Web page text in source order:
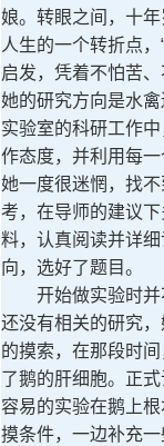
娘。转眼之间，十
人生的一个转折点
启发，凭着不怕苦
她的研究方向是水
实验室的科研工作
作态度，并利用每
她一度很迷惘，找
考，在导师的建议
料，认真阅读并详
向，选好了题目。
开始做实验时并
还没有相关的研究
的摸索，在那段时
了鹅的肝细胞。正
容易的实验在鹅上
摸条件，一边补充